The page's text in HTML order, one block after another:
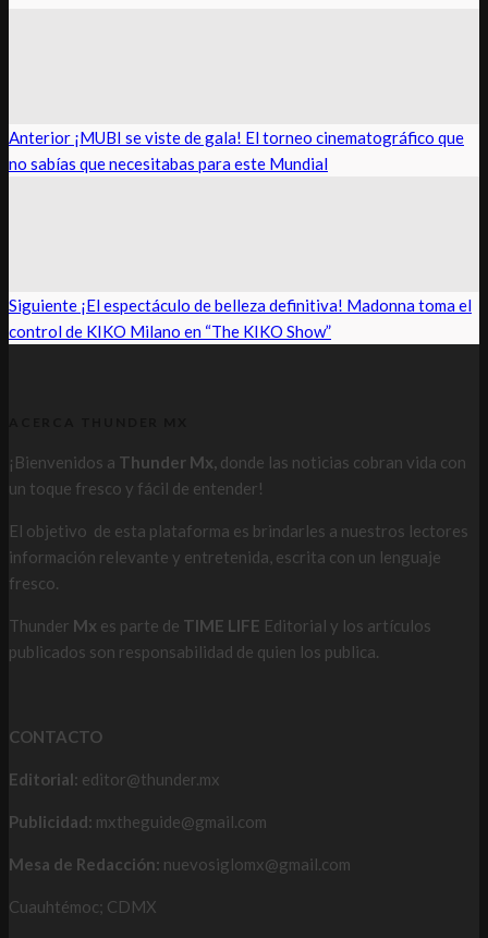
Anterior ¡MUBI se viste de gala! El torneo cinematográfico que
no sabías que necesitabas para este Mundial
Siguiente ¡El espectáculo de belleza definitiva! Madonna toma el
control de KIKO Milano en “The KIKO Show”
¡Bienvenidos a Thunder Mx, donde las noticias cobran vida con
un toque fresco y fácil de entender!
El objetivo de esta plataforma es brindarles a nuestros lectores
información relevante y entretenida, escrita con un lenguaje
fresco.
Thunder Mx es parte de TIME LIFE Editorial y los artículos
publicados son responsabilidad de quien los publica.
CONTACTO
Editorial: editor@thunder.mx
Publicidad: mxtheguide@gmail.com
Mesa de Redacción: nuevosiglomx@gmail.com
Cuauhtémoc; CDMX